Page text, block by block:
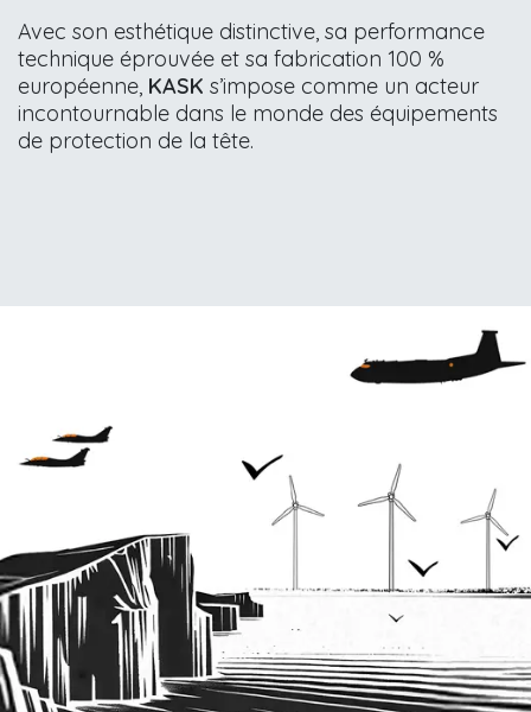
Avec son esthétique distinctive, sa performance
technique éprouvée et sa fabrication 100 %
européenne, KASK s’impose comme un acteur
incontournable dans le monde des équipements
de protection de la tête.